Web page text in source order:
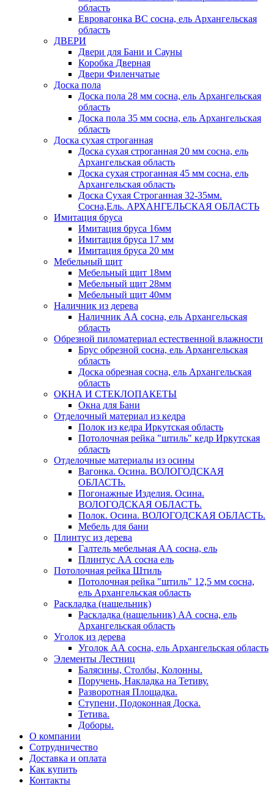
область
Евровагонка ВС сосна, ель Архангельская
область
ДВЕРИ
Двери для Бани и Сауны
Коробка Дверная
Двери Филенчатые
Доска пола
Доска пола 28 мм сосна, ель Архангельская
область
Доска пола 35 мм сосна, ель Архангельская
область
Доска сухая строганная
Доска сухая строганная 20 мм сосна, ель
Архангельская область
Доска сухая строганная 45 мм сосна, ель
Архангельская область
Доска Сухая Строганная 32-35мм.
Сосна,Ель. АРХАНГЕЛЬСКАЯ ОБЛАСТЬ
Имитация бруса
Имитация бруса 16мм
Имитация бруса 17 мм
Имитация бруса 20 мм
Мебельный щит
Мебельный щит 18мм
Мебельный щит 28мм
Мебельный щит 40мм
Наличник из дерева
Наличник АА сосна, ель Архангельская
область
Обрезной пиломатериал естественной влажности
Брус обрезной сосна, ель Архангельская
область
Доска обрезная сосна, ель Архангельская
область
ОКНА И СТЕКЛОПАКЕТЫ
Окна для Бани
Отделочный материал из кедра
Полок из кедра Иркутская область
Потолочная рейка "штиль" кедр Иркутская
область
Отделочные материалы из осины
Вагонка. Осина. ВОЛОГОДСКАЯ
ОБЛАСТЬ.
Погонажные Изделия. Осина.
ВОЛОГОДСКАЯ ОБЛАСТЬ.
Полок. Осина. ВОЛОГОДСКАЯ ОБЛАСТЬ.
Мебель для бани
Плинтус из дерева
Галтель мебельная АА сосна, ель
Плинтус АА сосна ель
Потолочная рейка Штиль
Потолочная рейка "штиль" 12,5 мм сосна,
ель Архангельская область
Раскладка (нащельник)
Раскладка (нащельник) АА сосна, ель
Архангельская область
Уголок из дерева
Уголок АА сосна, ель Архангельская область
Элементы Лестниц
Балясины, Столбы, Колонны.
Поручень, Накладка на Тетиву.
Разворотная Площадка.
Ступени, Подоконная Доска.
Тетива.
Доборы.
О компании
Сотрудничество
Доставка и оплата
Как купить
Контакты